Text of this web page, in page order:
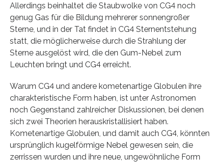
Allerdings beinhaltet die Staubwolke von CG4 noch
genug Gas für die Bildung mehrerer sonnengroßer
Sterne, und in der Tat findet in CG4 Sternentstehung
statt, die möglicherweise durch die Strahlung der
Sterne ausgelöst wird, die den Gum-Nebel zum
Leuchten bringt und CG4 erreicht.
Warum CG4 und andere kometenartige Globulen ihre
charakteristische Form haben, ist unter Astronomen
noch Gegenstand zahlreicher Diskussionen, bei denen
sich zwei Theorien herauskristallisiert haben.
Kometenartige Globulen, und damit auch CG4, könnten
ursprünglich kugelförmige Nebel gewesen sein, die
zerrissen wurden und ihre neue, ungewöhnliche Form